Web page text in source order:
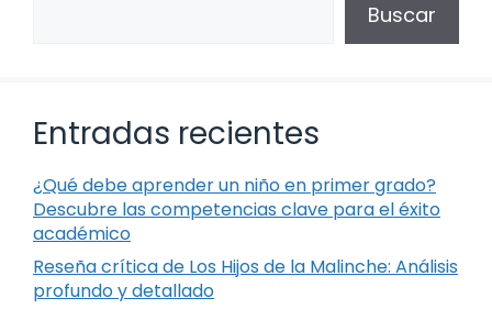
Buscar
Entradas recientes
¿Qué debe aprender un niño en primer grado?
Descubre las competencias clave para el éxito
académico
Reseña crítica de Los Hijos de la Malinche: Análisis
profundo y detallado